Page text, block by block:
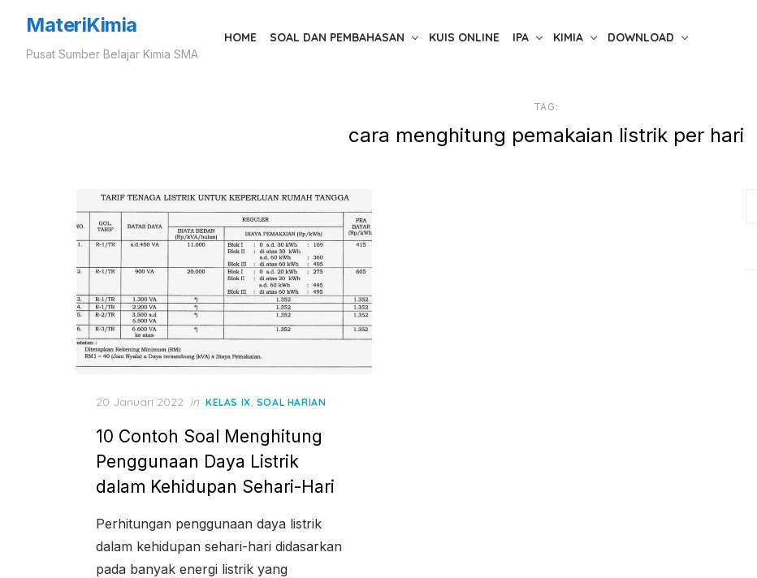
MateriKimia
Pusat Sumber Belajar Kimia SMA
HOME SOAL DAN PEMBAHASAN KUIS ONLINE IPA KIMIA DOWNLOAD
TAG:
cara menghitung pemakaian listrik per hari
Posted
20 Januari 2022 in KELAS IX SOAL HARIAN
10 Contoh Soal Menghitung
Penggunaan Daya Listrik
dalam Kehidupan Sehari-Hari
Perhitungan penggunaan daya listrik
dalam kehidupan sehari-hari didasarkan
pada banyak energi listrik yang